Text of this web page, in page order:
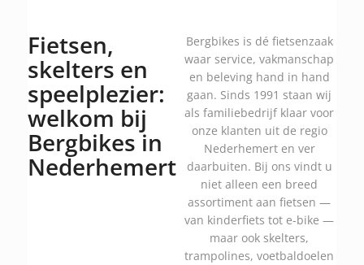
Fietsen,
skelters en
speelplezier:
welkom bij
Bergbikes in
Nederhemert
Bergbikes is dé fietsenzaak
waar service, vakmanschap
en beleving hand in hand
gaan. Sinds 1991 staan wij
als familiebedrijf klaar voor
onze klanten uit de regio
Nederhemert en ver
daarbuiten. Bij ons vindt u
niet alleen een breed
assortiment aan fietsen —
van kinderfiets tot e-bike —
maar ook skelters,
trampolines, voetbaldoelen